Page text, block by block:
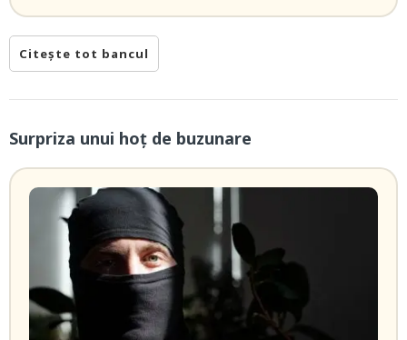
Citește tot bancul
Surpriza unui hoţ de buzunare